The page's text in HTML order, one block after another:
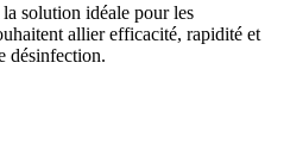
solution idéale pour les
allier efficacité, rapidité et
désinfection.